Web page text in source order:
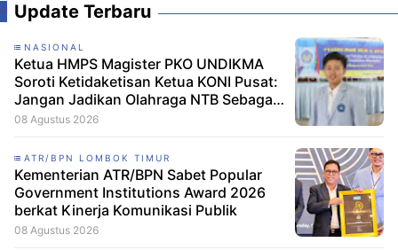
Update Terbaru
NASIONAL
Ketua HMPS Magister PKO UNDIKMA
Soroti Ketidaketisan Ketua KONI Pusat:
Jangan Jadikan Olahraga NTB Sebagai
Arena Kepentingan Sesaat
08 Agustus 2026
ATR/BPN LOMBOK TIMUR
Kementerian ATR/BPN Sabet Popular
Government Institutions Award 2026
berkat Kinerja Komunikasi Publik
08 Agustus 2026